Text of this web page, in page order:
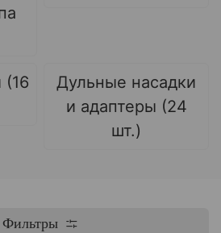
(16
Дульные насадки
и адаптеры (24
шт.)
Фильтры